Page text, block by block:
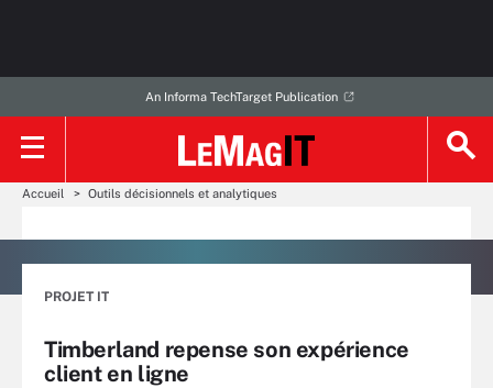
An Informa TechTarget Publication
Accueil Outils décisionnels et analytiques
PROJET IT
Timberland repense son expérience
client en ligne